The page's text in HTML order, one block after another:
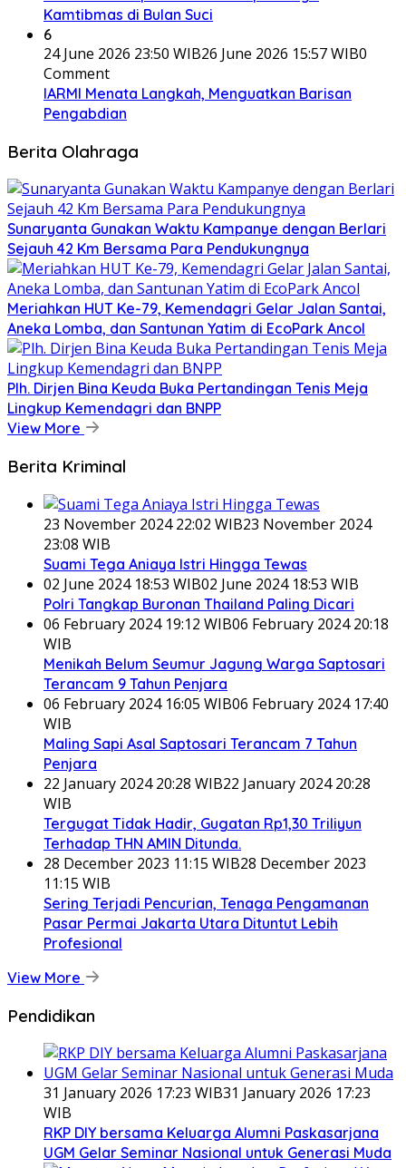
Kamtibmas di Bulan Suci
6
24 June 2026 23:50 WIB26 June 2026 15:57 WIB0
Comment
IARMI Menata Langkah, Menguatkan Barisan
Pengabdian
Berita Olahraga
Sunaryanta Gunakan Waktu Kampanye dengan Berlari
Sejauh 42 Km Bersama Para Pendukungnya
Meriahkan HUT Ke-79, Kemendagri Gelar Jalan Santai,
Aneka Lomba, dan Santunan Yatim di EcoPark Ancol
Plh. Dirjen Bina Keuda Buka Pertandingan Tenis Meja
Lingkup Kemendagri dan BNPP
View More
Berita Kriminal
23 November 2024 22:02 WIB23 November 2024
23:08 WIB
Suami Tega Aniaya Istri Hingga Tewas
02 June 2024 18:53 WIB02 June 2024 18:53 WIB
Polri Tangkap Buronan Thailand Paling Dicari
06 February 2024 19:12 WIB06 February 2024 20:18
WIB
Menikah Belum Seumur Jagung Warga Saptosari
Terancam 9 Tahun Penjara
06 February 2024 16:05 WIB06 February 2024 17:40
WIB
Maling Sapi Asal Saptosari Terancam 7 Tahun
Penjara
22 January 2024 20:28 WIB22 January 2024 20:28
WIB
Tergugat Tidak Hadir, Gugatan Rp1,30 Triliyun
Terhadap THN AMIN Ditunda.
28 December 2023 11:15 WIB28 December 2023
11:15 WIB
Sering Terjadi Pencurian, Tenaga Pengamanan
Pasar Permai Jakarta Utara Dituntut Lebih
Profesional
View More
Pendidikan
31 January 2026 17:23 WIB31 January 2026 17:23
WIB
RKP DIY bersama Keluarga Alumni Paskasarjana
UGM Gelar Seminar Nasional untuk Generasi Muda